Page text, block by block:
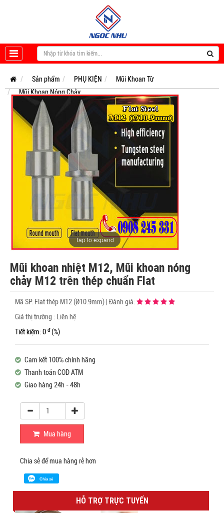
Sản phẩm PHỤ KIỆN
Mũi Khoan Từ
Mũi Khoan Nóng Chảy
Tap to expand
Mũi khoan nhiệt M12, Mũi khoan nóng
chảy M12 trên thép chuẩn Flat
Mã SP: Flat thép M12 (Ø10.9mm) Đánh giá:
Giá thị trường : Liên hệ
Tiết kiệm: 0 đ (%)
Cam kết 100% chính hãng
Thanh toán COD ATM
Giao hàng 24h - 48h
Mua hàng
Chia sẻ để mua hàng rẻ hơn
Chia sẻ
HỖ TRỢ TRỰC TUYẾN